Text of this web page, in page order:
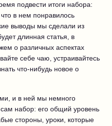
подвести итоги набора:
в нем понравилось
выводы мы сделали из
длинная статья, в
о различных аспектах
себе чаю, устраивайтесь
что-нибудь новое о
и в ней мы немного
набор: его общий уровень
стороны, уроки, которые